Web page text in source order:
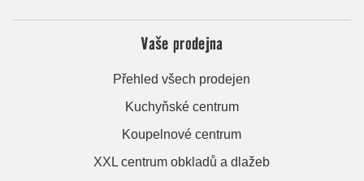
Vaše prodejna
Přehled všech prodejen
Kuchyňské centrum
Koupelnové centrum
XXL centrum obkladů a dlažeb